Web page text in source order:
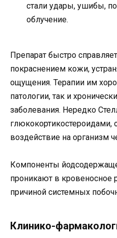
стали удары, ушибы,
облучение.
Препарат быстро
покраснением кожи,
ощущения. Терапии им
патологии, так и
заболевания. Нередко
воздействие на организм
Компоненты
проникают в кровеносное
причиной системных
Клинико-